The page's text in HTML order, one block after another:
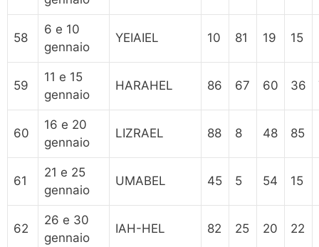
58
6 e 10
gennaio
YEIAIEL 10 81 19 15
59
11 e 15
gennaio
HARAHEL 86 67 60 36
60
16 e 20
gennaio
LIZRAEL 88 8 48 85
61
21 e 25
gennaio
UMABEL 45 5 54 15
62
26 e 30
gennaio
IAH-HEL 82 25 20 22